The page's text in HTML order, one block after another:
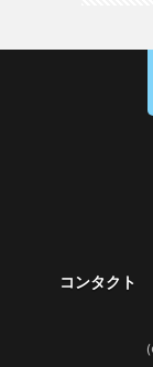
コンタクト